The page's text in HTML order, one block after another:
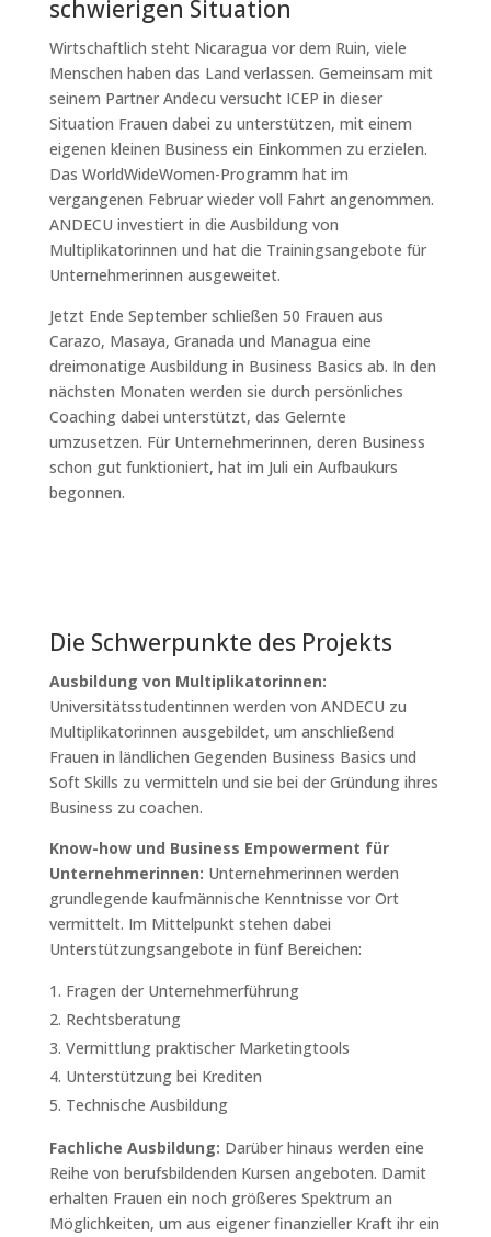
schwierigen Situation
Wirtschaftlich steht Nicaragua vor dem Ruin, viele
Menschen haben das Land verlassen. Gemeinsam mit
seinem Partner Andecu versucht ICEP in dieser
Situation Frauen dabei zu unterstützen, mit einem
eigenen kleinen Business ein Einkommen zu erzielen.
Das WorldWideWomen-Programm hat im
vergangenen Februar wieder voll Fahrt angenommen.
ANDECU investiert in die Ausbildung von
Multiplikatorinnen und hat die Trainingsangebote für
Unternehmerinnen ausgeweitet.
Jetzt Ende September schließen 50 Frauen aus
Carazo, Masaya, Granada und Managua eine
dreimonatige Ausbildung in Business Basics ab. In den
nächsten Monaten werden sie durch persönliches
Coaching dabei unterstützt, das Gelernte
umzusetzen. Für Unternehmerinnen, deren Business
schon gut funktioniert, hat im Juli ein Aufbaukurs
begonnen.
Die Schwerpunkte des Projekts
Ausbildung von Multiplikatorinnen:
Universitätsstudentinnen werden von ANDECU zu
Multiplikatorinnen ausgebildet, um anschließend
Frauen in ländlichen Gegenden Business Basics und
Soft Skills zu vermitteln und sie bei der Gründung ihres
Business zu coachen.
Know-how und Business Empowerment für
Unternehmerinnen: Unternehmerinnen werden
grundlegende kaufmännische Kenntnisse vor Ort
vermittelt. Im Mittelpunkt stehen dabei
Unterstützungsangebote in fünf Bereichen:
Fragen der Unternehmerführung
Rechtsberatung
Vermittlung praktischer Marketingtools
Unterstützung bei Krediten
Technische Ausbildung
Fachliche Ausbildung: Darüber hinaus werden eine
Reihe von berufsbildenden Kursen angeboten. Damit
erhalten Frauen ein noch größeres Spektrum an
Möglichkeiten, um aus eigener finanzieller Kraft ihr ein